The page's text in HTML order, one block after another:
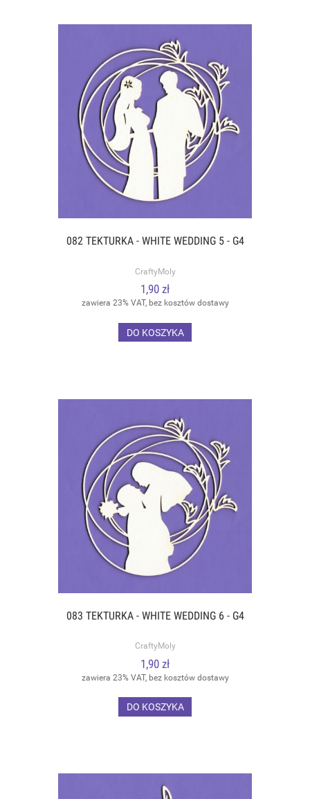
082 TEKTURKA - WHITE WEDDING 5 - G4
CraftyMoly
1,90 zł
zawiera 23% VAT, bez kosztów dostawy
DO KOSZYKA
083 TEKTURKA - WHITE WEDDING 6 - G4
CraftyMoly
1,90 zł
zawiera 23% VAT, bez kosztów dostawy
DO KOSZYKA